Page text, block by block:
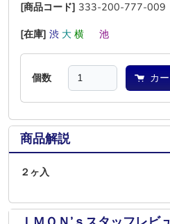
[商品コード] 333-200-777-009
[在庫] 渋 大 横 池
個数 カ
商品解説
２ヶ入